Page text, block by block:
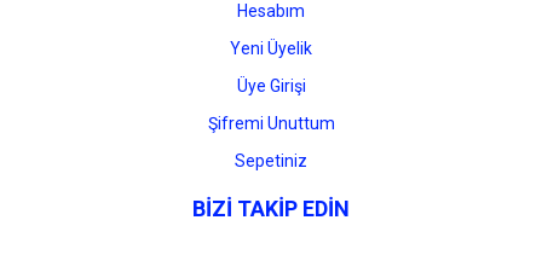
Hesabım
Yeni Üyelik
Üye Girişi
Şifremi Unuttum
Sepetiniz
BİZİ TAKİP EDİN